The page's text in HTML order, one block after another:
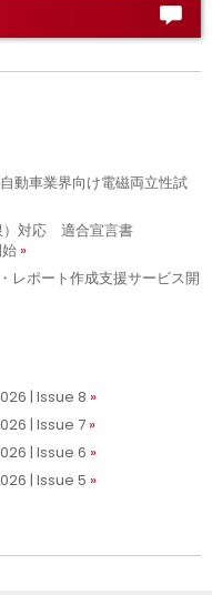
動車業界向け電磁両立性試
）対応 適合宣言書
レポート作成支援サービス開
| Issue 8
| Issue 7
| Issue 6
| Issue 5